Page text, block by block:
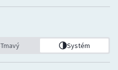
Tmavý Systém